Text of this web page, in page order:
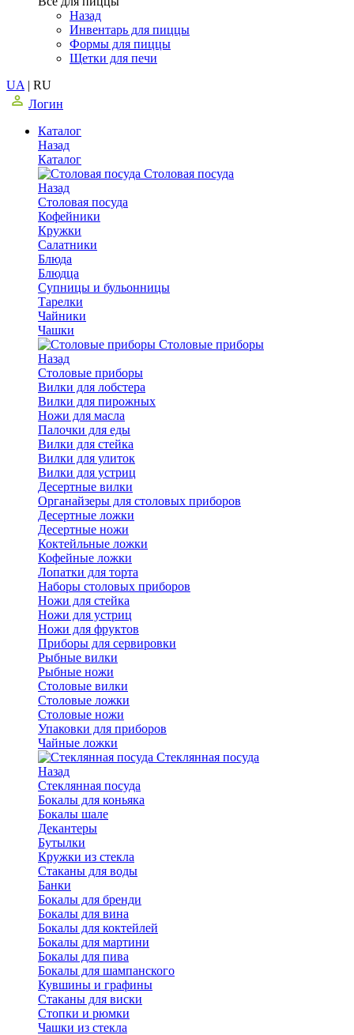
Назад
Инвентарь для пиццы
Формы для пиццы
Щетки для печи
UA | RU
Логин
Каталог
Назад
Каталог
Столовая посуда
Назад
Столовая посуда
Кофейники
Кружки
Салатники
Блюда
Блюдца
Супницы и бульонницы
Тарелки
Чайники
Чашки
Cтоловые приборы
Назад
Cтоловые приборы
Вилки для лобстера
Вилки для пирожных
Ножи для масла
Палочки для еды
Вилки для стейка
Вилки для улиток
Вилки для устриц
Десертные вилки
Органайзеры для столовых приборов
Десертные ложки
Десертные ножи
Коктейльные ложки
Кофейные ложки
Лопатки для торта
Наборы столовых приборов
Ножи для стейка
Ножи для устриц
Ножи для фруктов
Приборы для сервировки
Рыбные вилки
Рыбные ножи
Столовые вилки
Столовые ложки
Столовые ножи
Упаковки для приборов
Чайные ложки
Стеклянная посуда
Назад
Стеклянная посуда
Бокалы для коньяка
Бокалы шале
Декантеры
Бутылки
Кружки из стекла
Стаканы для воды
Банки
Бокалы для бренди
Бокалы для вина
Бокалы для коктейлей
Бокалы для мартини
Бокалы для пива
Бокалы для шампанского
Кувшины и графины
Стаканы для виски
Стопки и рюмки
Чашки из стекла